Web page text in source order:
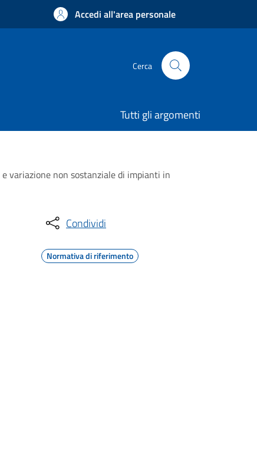
Accedi all'area personale
Cerca
Tutti gli argomenti
variazione non sostanziale di impianti in
Condividi
Normativa di riferimento